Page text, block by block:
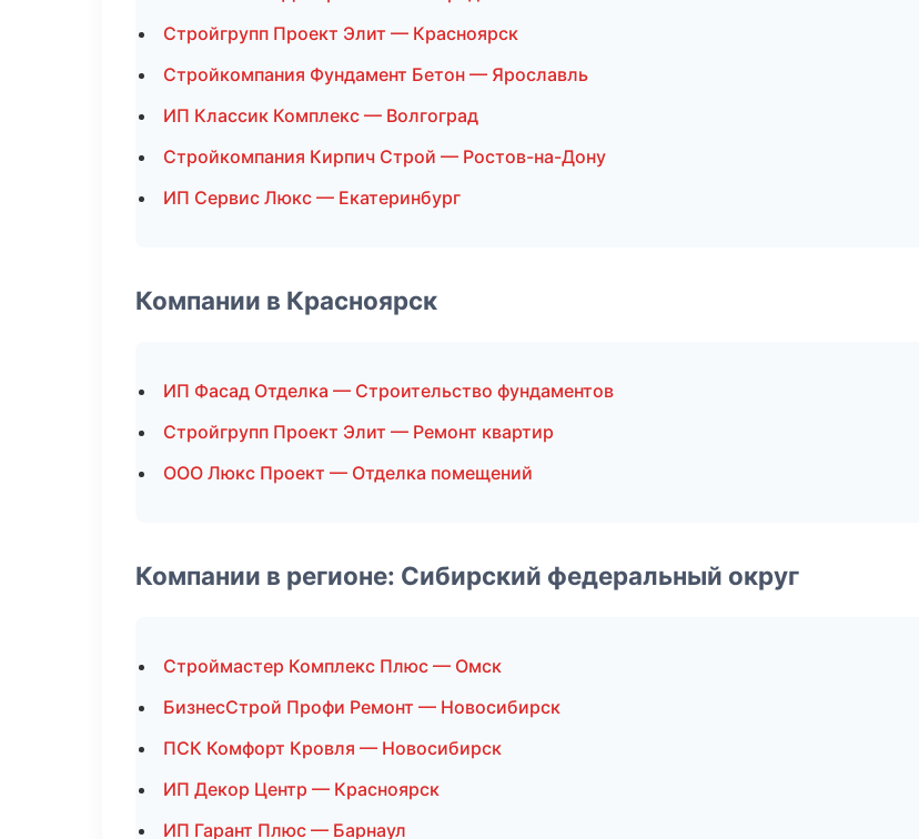
Стройгрупп Проект Элит — Красноярск
Стройкомпания Фундамент Бетон — Ярославль
ИП Классик Комплекс — Волгоград
Стройкомпания Кирпич Строй — Ростов-на-Дону
ИП Сервис Люкс — Екатеринбург
Компании в Красноярск
ИП Фасад Отделка — Строительство фундаментов
Стройгрупп Проект Элит — Ремонт квартир
ООО Люкс Проект — Отделка помещений
Компании в регионе: Сибирский федеральный округ
Строймастер Комплекс Плюс — Омск
БизнесСтрой Профи Ремонт — Новосибирск
ПСК Комфорт Кровля — Новосибирск
ИП Декор Центр — Красноярск
ИП Гарант Плюс — Барнаул